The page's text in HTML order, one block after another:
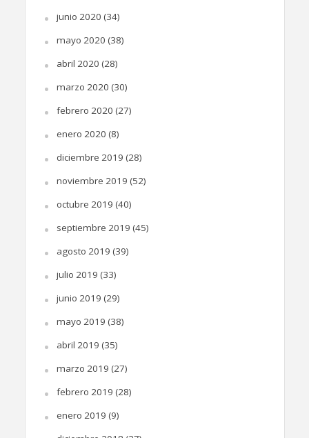
junio 2020 (34)
mayo 2020 (38)
abril 2020 (28)
marzo 2020 (30)
febrero 2020 (27)
enero 2020 (8)
diciembre 2019 (28)
noviembre 2019 (52)
octubre 2019 (40)
septiembre 2019 (45)
agosto 2019 (39)
julio 2019 (33)
junio 2019 (29)
mayo 2019 (38)
abril 2019 (35)
marzo 2019 (27)
febrero 2019 (28)
enero 2019 (9)